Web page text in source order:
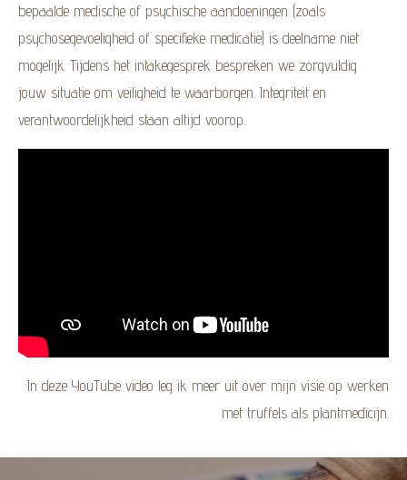
bepaalde medische of psychische aandoeningen (zoals
psychosegevoeligheid of specifieke medicatie) is deelname niet
mogelijk. Tijdens het intakegesprek bespreken we zorgvuldig
jouw situatie om veiligheid te waarborgen. Integriteit en
verantwoordelijkheid staan altijd voorop.
In deze YouTube video leg ik meer uit over mijn visie op werken
met truffels als plantmedicijn.